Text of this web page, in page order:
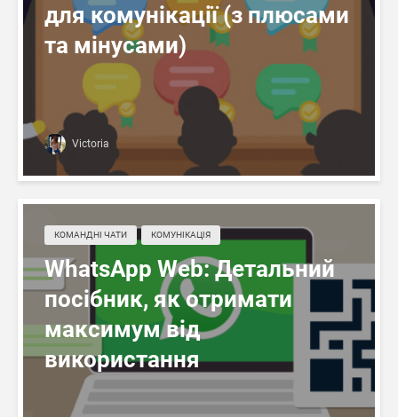
для комунікації (з плюсами
та мінусами)
Victoria
КОМАНДНІ ЧАТИ КОМУНІКАЦІЯ
WhatsApp Web: Детальний
посібник, як отримати
максимум від
використання